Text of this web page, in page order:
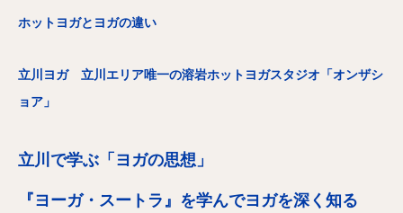
ホットヨガとヨガの違い
立川ヨガ 立川エリア唯一の溶岩ホットヨガスタジオ「オンザシ
ョア」
立川で学ぶ「ヨガの思想」
『ヨーガ・スートラ』を学んでヨガを深く知る